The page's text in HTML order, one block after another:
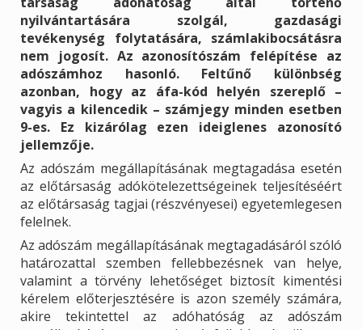
nyilvántartására szolgál, gazdasági
tevékenység folytatására, számlakibocsátásra
nem jogosít. Az azonosítószám felépítése az
adószámhoz hasonló. Feltűnő különbség
azonban, hogy az áfa-kód helyén szereplő –
vagyis a kilencedik – számjegy minden esetben
9-es. Ez kizárólag ezen ideiglenes azonosító
jellemzője.
Az adószám megállapításának megtagadása esetén
az előtársaság adókötelezettségeinek teljesítéséért
az előtársaság tagjai (részvényesei) egyetemlegesen
felelnek.
Az adószám megállapításának megtagadásáról szóló
határozattal szemben fellebbezésnek van helye,
valamint a törvény lehetőséget biztosít kimentési
kérelem előterjesztésére is azon személy számára,
akire tekintettel az adóhatóság az adószám